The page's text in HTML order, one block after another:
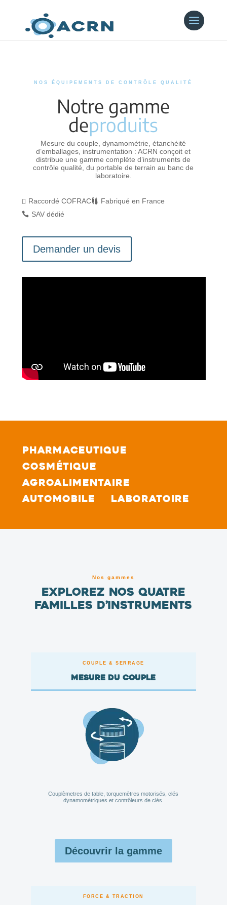
NOS ÉQUIPEMENTS DE CONTRÔLE QUALITÉ
Notre gamme
deproduits
Mesure du couple, dynamométrie, étanchéité
d’emballages, instrumentation : ACRN conçoit et
distribue une gamme complète d’instruments de
contrôle qualité, du portable de terrain au banc de
laboratoire.
 Raccordé COFRAC Fabriqué en France
 SAV dédié
Demander un devis
Pharmaceutique
Cosmétique
Agroalimentaire
Automobile
Laboratoire
Nos gammes
Explorez nos quatre
familles d’instruments
COUPLE & SERRAGE
Mesure du couple
Couplèmetres de table, torquemètres motorisés, clés
dynamométriques et contrôleurs de clés.
Découvrir la gamme
FORCE & TRACTION